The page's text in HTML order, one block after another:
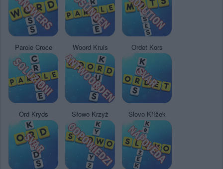
Parole Croce Woord Kruis Ordet Kors
Ord Kryds Słowo Krzyż Slovo Křížek